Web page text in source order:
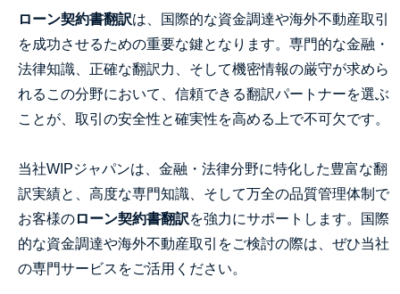
ローン契約書翻訳は、国際的な資金調達や海外不動産取引
を成功させるための重要な鍵となります。専門的な金融・
法律知識、正確な翻訳力、そして機密情報の厳守が求めら
れるこの分野において、信頼できる翻訳パートナーを選ぶ
ことが、取引の安全性と確実性を高める上で不可欠です。
当社WIPジャパンは、金融・法律分野に特化した豊富な翻
訳実績と、高度な専門知識、そして万全の品質管理体制で
お客様のローン契約書翻訳を強力にサポートします。国際
的な資金調達や海外不動産取引をご検討の際は、ぜひ当社
の専門サービスをご活用ください。